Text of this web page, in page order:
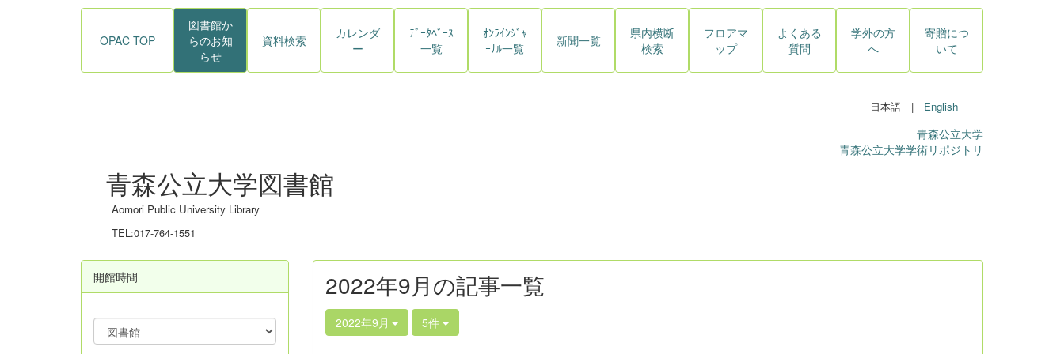
OPAC TOP
図書館か
らのお知
らせ
資料検索
カレンダ
ー
ﾃﾞｰﾀﾍﾞｰｽ
一覧
ｵﾝﾗｲﾝｼﾞｬ
ｰﾅﾙ一覧
新聞一覧
県内横断
検索
フロアマ
ップ
よくある
質問
学外の方
へ
寄贈につ
いて
日本語 | English
青森公立大学
青森公立大学学術リポジトリ
青森公立大学図書館
Aomori Public University Library
TEL:017-764-1551
2022年9月の記事一覧
2022年9月 5件
開館時間